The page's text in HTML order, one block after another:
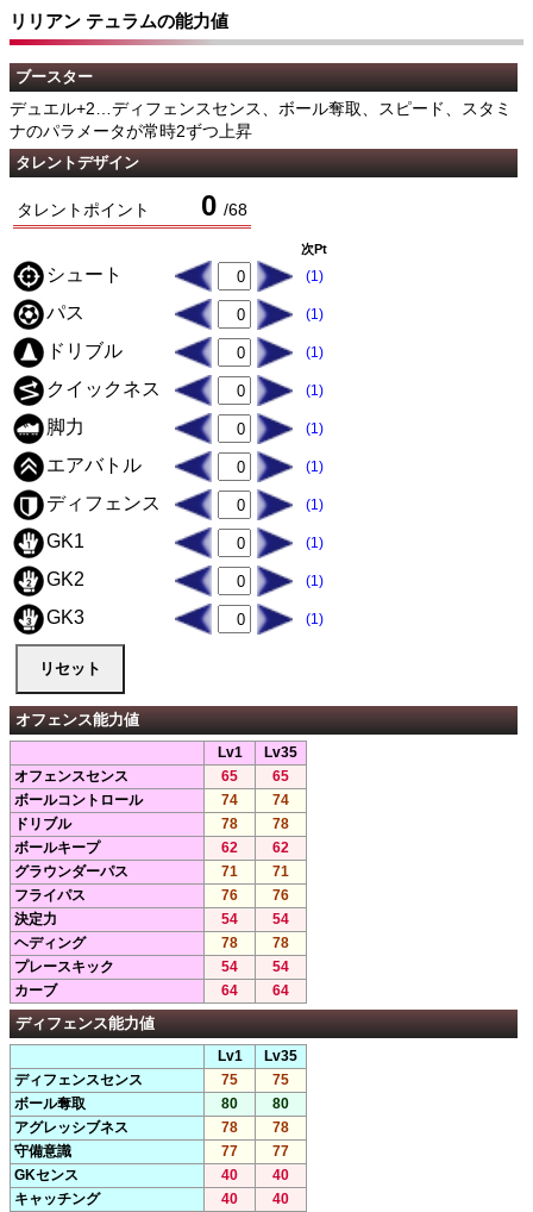
リリアン テュラムの能力値
ブースター
デュエル+2…ディフェンスセンス、ボール奪取、スピード、スタミ
ナのパラメータが常時2ずつ上昇
タレントデザイン
タレントポイント 0 /68
次Pt
シュート (1)
パス (1)
ドリブル (1)
クイックネス (1)
脚力 (1)
エアバトル (1)
ディフェンス (1)
GK1 (1)
GK2 (1)
GK3 (1)
オフェンス能力値
Lv1
Lv35
オフェンスセンス
65
65
ボールコントロール
74
74
ドリブル
78
78
ボールキープ
62
62
グラウンダーパス
71
71
フライパス
76
76
決定力
54
54
ヘディング
78
78
プレースキック
54
54
カーブ
64 64
ディフェンス能力値
Lv1
Lv35
ディフェンスセンス
75
75
ボール奪取
80
80
アグレッシブネス
78
78
守備意識
77
77
GKセンス
40
40
キャッチング
40 40